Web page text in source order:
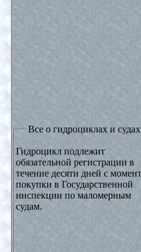
Все о гидроциклах и судах
Гидроцикл подлежит
обязательной регистрации в
течение десяти дней с момента
покупки в Государственной
инспекции по маломерным
судам.